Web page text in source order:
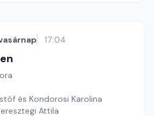
17:04
és Kondorosi Karolina
Attila